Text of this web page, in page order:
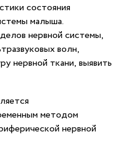
состояния
малыша.
нервной системы,
волн,
нервной ткани, выявить
методом
нервной